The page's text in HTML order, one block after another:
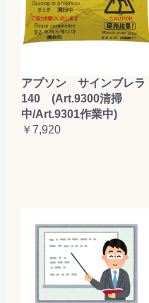
アプソン サインブレラ
140 (Art.9300清掃
中/Art.9301作業中)
￥7,920